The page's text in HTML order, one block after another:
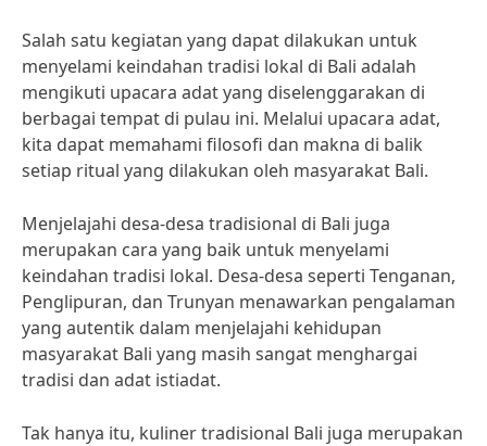
Salah satu kegiatan yang dapat dilakukan untuk
menyelami keindahan tradisi lokal di Bali adalah
mengikuti upacara adat yang diselenggarakan di
berbagai tempat di pulau ini. Melalui upacara adat,
kita dapat memahami filosofi dan makna di balik
setiap ritual yang dilakukan oleh masyarakat Bali.
Menjelajahi desa-desa tradisional di Bali juga
merupakan cara yang baik untuk menyelami
keindahan tradisi lokal. Desa-desa seperti Tenganan,
Penglipuran, dan Trunyan menawarkan pengalaman
yang autentik dalam menjelajahi kehidupan
masyarakat Bali yang masih sangat menghargai
tradisi dan adat istiadat.
Tak hanya itu, kuliner tradisional Bali juga merupakan